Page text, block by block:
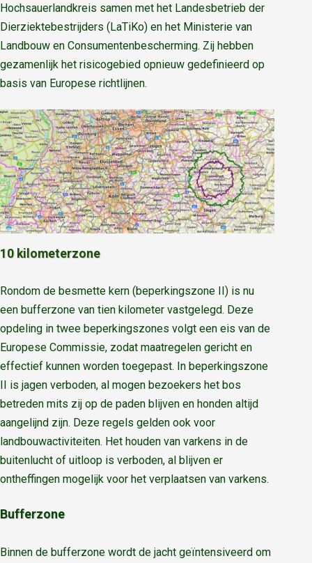
Hochsauerlandkreis samen met het Landesbetrieb der
Dierziektebestrijders (LaTiKo) en het Ministerie van
Landbouw en Consumentenbescherming. Zij hebben
gezamenlijk het risicogebied opnieuw gedefinieerd op
basis van Europese richtlijnen.
10 kilometerzone
Rondom de besmette kern (beperkingszone II) is nu
een bufferzone van tien kilometer vastgelegd. Deze
opdeling in twee beperkingszones volgt een eis van de
Europese Commissie, zodat maatregelen gericht en
effectief kunnen worden toegepast. In beperkingszone
II is jagen verboden, al mogen bezoekers het bos
betreden mits zij op de paden blijven en honden altijd
aangelijnd zijn. Deze regels gelden ook voor
landbouwactiviteiten. Het houden van varkens in de
buitenlucht of uitloop is verboden, al blijven er
ontheffingen mogelijk voor het verplaatsen van varkens.
Bufferzone
Binnen de bufferzone wordt de jacht geïntensiveerd om